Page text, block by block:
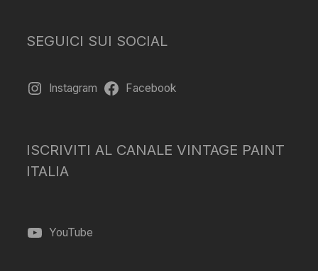
SEGUICI SUI SOCIAL
Instagram Facebook
ISCRIVITI AL CANALE VINTAGE PAINT
ITALIA
YouTube